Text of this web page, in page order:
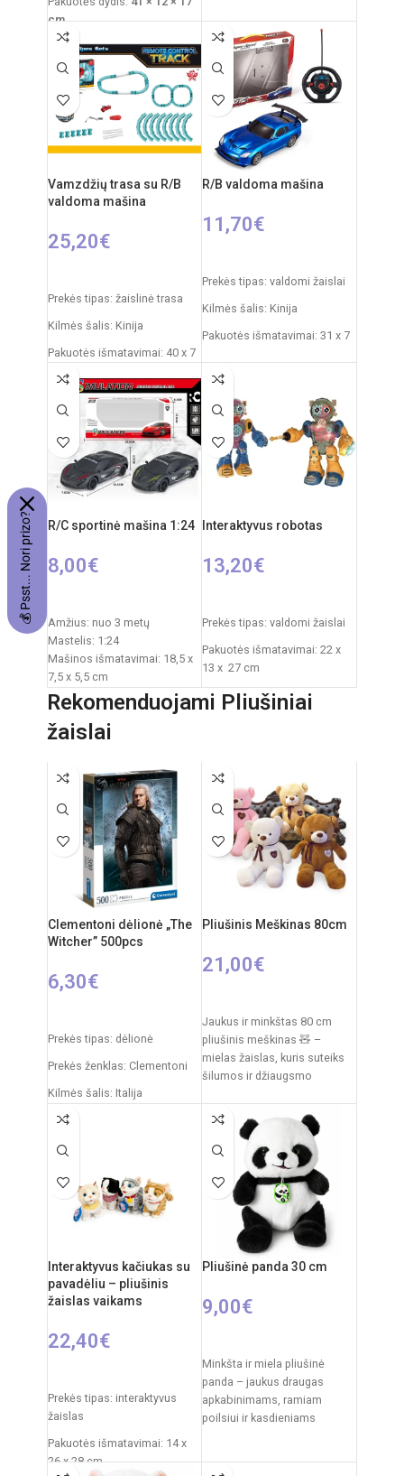
cm
Rekomenduojamas amžius:
nuo 3 metų
Reikalingi elementai:4×AA
mašinai
2×AA pultui
Džipo išmatavimai: 27 x 17 x
Rekomenduojamas amžius:
nuo 6 metų
Valdymo pulto elementai: 2 x
AA (nepridedamos)
Mašinos akumuliatorius: 4.8V
Vamzdžių trasa su R/B
valdoma mašina
25,20€
Prekės tipas: žaislinė trasa
Kilmės šalis: Kinija
Pakuotės išmatavimai: 40 x 7
Dalių skaičius: 19
Produkto medžiaga: plastikas
(PVC)
Rekomenduojamas amžius:
nuo 5 metų
(nepridedamos)
R/B valdoma mašina
11,70€
Prekės tipas: valdomi žaislai
Kilmės šalis: Kinija
Pakuotės išmatavimai: 31 x 7
Automobilio išmatavimai: 20
x 9 cm
Rekomenduojamas amžius:
nuo 3 metų
Reiklaingi elementai: 2xAA
pulteliui + 4xAA mašinai
R/C sportinė mašina 1:24
8,00€
Amžius: nuo 3 metų
Mastelis: 1:24
Mašinos išmatavimai: 18,5 x
7,5 x 5,5 cm
Pakuotės išmatavimai: 23,5 x
11,5 x 9,3 cm
Maitinimas mašinai: 3 x AA
Maitinimas pulteliui: 2 x AA
elementai (nepridedami)
Komplekte: automobilis,
nuotolinio valdymo pultelis
Medžiagos: plastikas,
metalas
Interaktyvus robotas
13,20€
Prekės tipas: valdomi žaislai
Pakuotės išmatavimai: 22 x
13 x 27 cm
Roboto išmatavimai: 18 x 9 x
22 cm
Elementai: 3x AA
Rekomenduojami Pliušiniai
žaislai
Clementoni dėlionė „The
Witcher” 500pcs
6,30€
Prekės tipas: dėlionė
Prekės ženklas: Clementoni
Kilmės šalis: Italija
Pakuotės išmatavimai: 34,4 x
Dėlionės matmenys: 49 x 36
Pliušinis Meškinas 80cm
21,00€
Jaukus ir minkštas 80 cm
pliušinis meškinas 🧸 –
mielas žaislas, kuris suteiks
šilumos ir džiaugsmo
pliušas,
Interaktyvus kačiukas su
pavadėliu – pliušinis
žaislas vaikams
22,40€
Prekės tipas: interaktyvus
žaislas
Pakuotės išmatavimai: 14 x
26 x 28 cm
Pliušinė panda 30 cm
9,00€
Minkšta ir miela pliušinė
panda – jaukus draugas
apkabinimams, ramiam
poilsiui ir kasdieniams
švelnus
💰 Psst... Nori prizo?